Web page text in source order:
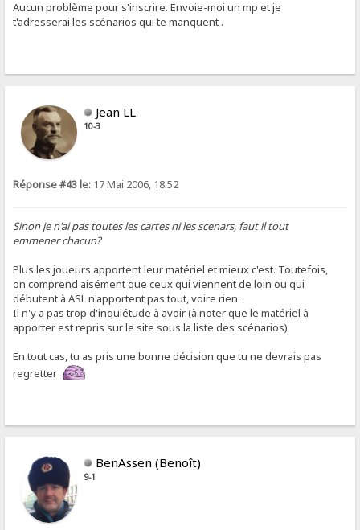
Aucun problème pour s'inscrire. Envoie-moi un mp et je
t'adresserai les scénarios qui te manquent .
Jean LL
10-3
Réponse #43 le: 17 Mai 2006, 18:52
Sinon je n'ai pas toutes les cartes ni les scenars, faut il tout
emmener chacun?
Plus les joueurs apportent leur matériel et mieux c'est. Toutefois,
on comprend aisément que ceux qui viennent de loin ou qui
débutent à ASL n'apportent pas tout, voire rien.
Il n'y a pas trop d'inquiétude à avoir (à noter que le matériel à
apporter est repris sur le site sous la liste des scénarios)
En tout cas, tu as pris une bonne décision que tu ne devrais pas
regretter
BenAssen (Benoît)
9-1